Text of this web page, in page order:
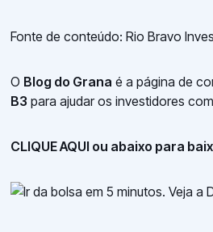
Fonte de conteúdo: Rio Bravo
O Blog do Grana é a página de
B3 para ajudar os investidores
CLIQUE AQUI ou abaixo para